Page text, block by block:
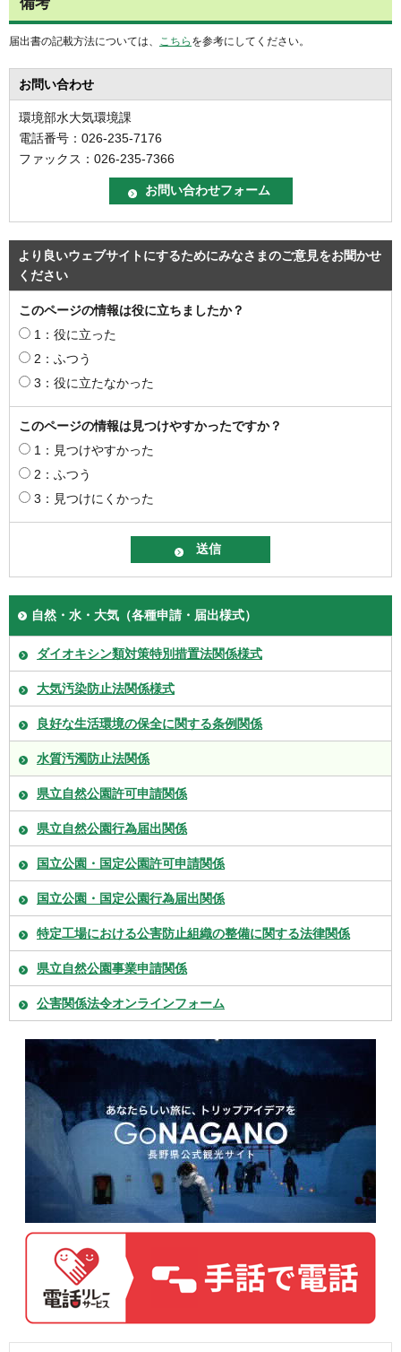
届出書の記載方法については、 こちら を参考にしてください。
お問い合わせ
環境部水大気環境課
電話番号：026-235-7176
ファックス：026-235-7366
より良いウェブサイトにするためにみなさまのご意見をお聞かせ
ください
このページの情報は役に立ちましたか？
1：役に立った
2：ふつう
3：役に立たなかった
このページの情報は見つけやすかったですか？
1：見つけやすかった
2：ふつう
3：見つけにくかった
自然・水・大気（各種申請・届出様式）
ダイオキシン類対策特別措置法関係様式
大気汚染防止法関係様式
良好な生活環境の保全に関する条例関係
水質汚濁防止法関係
県立自然公園許可申請関係
県立自然公園行為届出関係
国立公園・国定公園許可申請関係
国立公園・国定公園行為届出関係
特定工場における公害防止組織の整備に関する法律関係
県立自然公園事業申請関係
公害関係法令オンラインフォーム